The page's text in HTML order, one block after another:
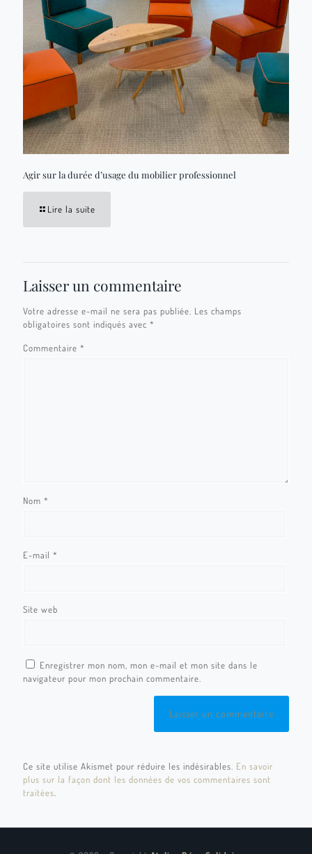
Agir sur la durée d’usage du mobilier professionnel
Lire la suite
Laisser un commentaire
Votre adresse e-mail ne sera pas publiée. Les champs
obligatoires sont indiqués avec *
Commentaire *
Nom *
E-mail *
Site web
Enregistrer mon nom, mon e-mail et mon site dans le
navigateur pour mon prochain commentaire.
Ce site utilise Akismet pour réduire les indésirables. En savoir
plus sur la façon dont les données de vos commentaires sont
traitées.